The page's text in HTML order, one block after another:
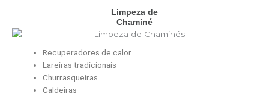
Limpeza de
Chaminé
Recuperadores de calor
Lareiras tradicionais
Churrasqueiras
Caldeiras